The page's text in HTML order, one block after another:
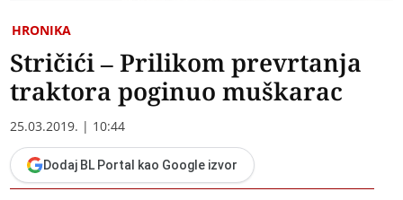
HRONIKA
Stričići – Prilikom prevrtanja
traktora poginuo muškarac
25.03.2019. | 10:44
Dodaj BL Portal kao Google izvor